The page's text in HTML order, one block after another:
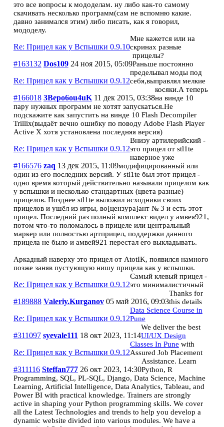
это все вопросы к мододелам. ну либо как-то самому
скачивать несколько программ(сам не вспомню какие.
давно занимался этим) либо писать, как я говорил,
мододелу.
Re: Прицел как у Вспышки 0.9.10
#163132 Dos109 24 ноя 2015, 05:09
Мне кажется или на
скринах разные
прицелы?
Re: Прицел как у Вспышки 0.9.12
#166018 3Bepo6ou4uK 11 дек 2015, 03:38
Раньше постоянно
пределывал моды под
себя,выправлял мелкие
косяки.А теперь
на винде 10
пару нужных программ не хотят запускаться.Не
подскажите как запустить на винде 10 Flash Decompiler
Trillix(выдаёт вечно ошибку по поводу Adobe Flash Player
Active X хотя установлена последняя версия)
Re: Прицел как у Вспышки 0.9.12
#166576 zaq 13 дек 2015, 11:09
Внизу артилерийский -
это прицел от stl1te
наверное уже
модифицированный или
один из его последних версий. У stl1te был этот прицел -
одно время который действительно называли прицелом как
у вспышки и несколько стандартных (цвета разные)
прицелов. Позднее stl1te выложил исходники своих
прицелов и ушёл из игры, во[цензура]ант № 3 и есть этот
прицел. Последний раз полный комплект видел у амвея921,
потом что-то поломалось в прицеле или центральный
маркер или полностью артприцел, поддержки данного
прицела не было и амвей921 перестал его выкладывать.
Аркадный наверху это прицел от AtotIK, появился намного
позже заняв пустующую нишу прицела как у вспышки.
Re: Прицел как у Вспышки 0.9.12
#189888 Valeriy.Kurganov 05 май 2016, 09:03
Самый клевый прицел -
это минималистичный
Re: Прицел как у Вспышки 0.9.12
#311097 syevale111 18 окт 2023, 11:14
Thanks for
this details
Data Science Course in
Pune
Re: Прицел как у Вспышки 0.9.12
#311116 Steffan777 26 окт 2023, 14:30
We deliver the best
UI/UX Design
Classes In Pune with
Assured Job Placement
Assistance. Learn
Python, R
Programming, SQL, PL-SQL, Django, Data Science, Machine
Learning, Artificial Intelligence, Data Analytics, Tableau, and
Power BI with practical knowledge. Trainers are strongly
active in shaping your Python programming skills. We cover
all the Latest Technologies and trends to help you develop a
dynamic website divided into various modules. We have a